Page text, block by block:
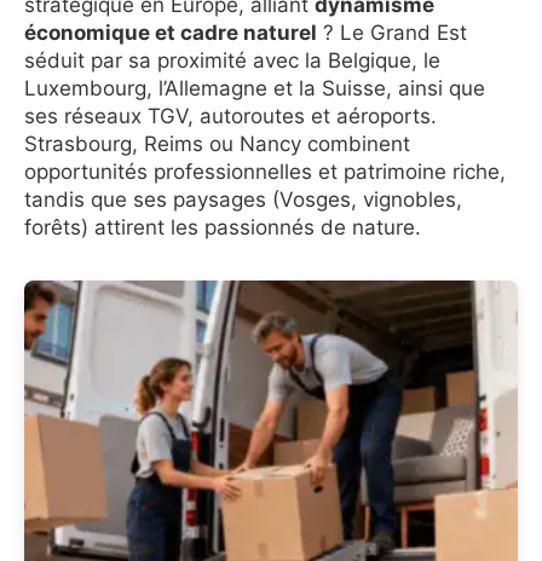
stratégique en Europe, alliant dynamisme
économique et cadre naturel ? Le Grand Est
séduit par sa proximité avec la Belgique, le
Luxembourg, l’Allemagne et la Suisse, ainsi que
ses réseaux TGV, autoroutes et aéroports.
Strasbourg, Reims ou Nancy combinent
opportunités professionnelles et patrimoine riche,
tandis que ses paysages (Vosges, vignobles,
forêts) attirent les passionnés de nature.